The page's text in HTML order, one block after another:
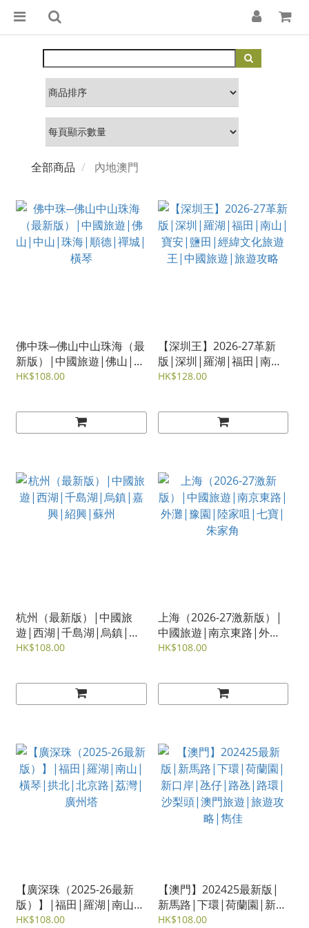
全部商品 內地澳門
佛中珠─佛山中山珠海（最
新版）|中國旅遊|佛山|中
山|珠海|順德|禪城|橫琴
HK$108.00
【深圳王】2026-27革新
版|深圳|羅湖|福田|南山|
寶安|鹽田|經緯文化旅遊
HK$128.00
杭州（最新版）|中國旅
遊|西湖|千島湖|烏鎮|嘉
興|紹興|蘇州
HK$108.00
上海（2026-27激新版）|
中國旅遊|南京東路|外灘|
豫園|陸家咀|七寶|朱家角
HK$108.00
【廣深珠（2025-26最新
版）】|福田|羅湖|南山|
橫琴|拱北|北京路|荔灣|
HK$108.00
【澳門】202425最新版|
新馬路|下環|荷蘭園|新口
岸|氹仔|路氹|路環|沙梨
HK$108.00